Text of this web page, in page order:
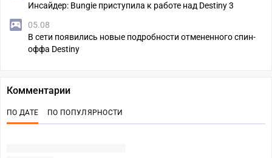
Инсайдер: Bungie приступила к работе над Destiny 3
05.08
В сети появились новые подробности отмененного спин-
оффа Destiny
Комментарии
ПО ДАТЕ ПО ПОПУЛЯРНОСТИ